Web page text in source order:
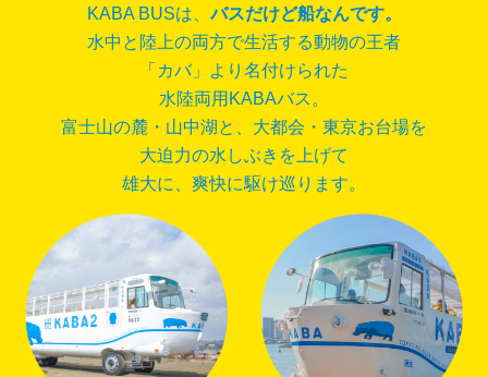
KABA BUSは、バスだけど船なんです。
水中と陸上の両方で生活する動物の王者
「カバ」より名付けられた
水陸両用KABAバス。
富士山の麓・山中湖と、大都会・東京お台場を
大迫力の水しぶきを上げて
雄大に、爽快に駆け巡ります。